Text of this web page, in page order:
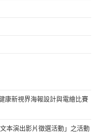
康新視界海報設計與電繪比賽
本演出影片徵選活動」之活動